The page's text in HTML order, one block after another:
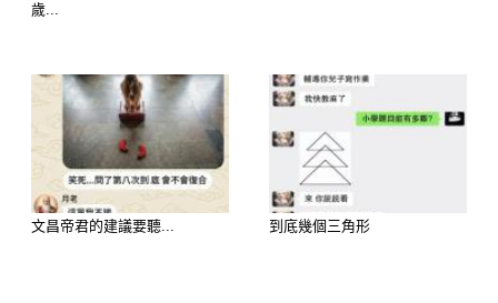
歡迎來下水道觀看更多都市傳說👉
https://lihi3.cc/c5H8h
歲...
文昌帝君的建議要聽... 到底幾個三角形